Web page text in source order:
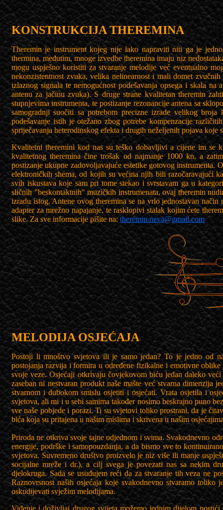
KONSTRUKCIJA THEREMINA
Theremin je instrument kojeg nije lako napraviti niti ga je
thermina, međutim, mnoge izvedbe theremina imaju niz
mogu uspješno koristiti za stvaranje melodije već eventualno
nekonzistentnost zvuka, velika nelinearnost i mali domet
izlaznog signala te nemogućnost podešavanja opsega i skala
antenu za jačinu zvuka). S druge strane kvalitetan theremin
stupnjevima instrumenta, te postizanje rezonancije antena sa
samogradnji suočiti sa potrebom precizne izrade velikog
podešavanje istih je otežano zbog potrebe kompenzacije
spriječavanja heterodinskog efekta i drugih neželjenih pojava koje
Kvalitetni theremini kod nas su teško dobavljivi a cijene im se
kvalitetnog theremina čine trošak od najmanje 1000 kn, a
postizanje ukupne zadovoljavajuće estetike gotovog instrumenta.
elektroničkih shema, od kojih su većina njih bili razočaravajući
svih iskustava koje sam pri tome stekao i svrstavam ga u
sličnih "beskontaktnih" muzičkih instrumenata, ovaj theremin
izradu istog. Antene ovog theremina se na vrlo jednostavan
adapter za mrežno napajanje, te rasklopivi stalak kojim ćete
slike. Za sve informacije pišite na:theremin.neva@gmail.com
MELODIJA OSJEĆAJA
Postoji li mnoštvo svjetova ili je samo jedan? To je jedno od
postojanja razvija i formira u određene fizikalne i emotivne
svoje veze. Osjećaji otkrivaju čovjekovom biću jedan daleko
zaseban ni nestvaran produkt naše mašte već stvarna dimenzija
stvarnom i dubokom smislu osjetiti i osjećati. Vrata osjetila i
svjetova, ali mi i u sebi samima također nosimo beskrajno puno
sve naše pobjede i porazi. Ti su svjetovi toliko prostrani, da je
bića koja su pritajena u našim mislima i skrivena u našim
Priroda ne otkriva svoje tajne odjednom i svima. Svakodnevno
energije, podrške i samopouzdanja, a da bismo sve to
svjetova. Suvremeno društvo proizvelo je niz više ili manje
socijalne mreže i dr.), a cilj svega je povezati nas sa nekim
djelokruga. Sada se usuđujem reći da za stvaranje tih veza ne
Raznovrsnost naših osjećaja koje svakodnevno stvaramo
oskudijevati svježim melodijama.
Viđenje i doživljaj drugog svijeta možemo jednim dijelom postići